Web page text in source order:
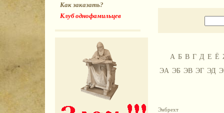
Как заказать?
Клуб однофамильцев
А Б В Г Д Е Ё
ЭА ЭБ ЭВ ЭГ ЭД
Энбрехт